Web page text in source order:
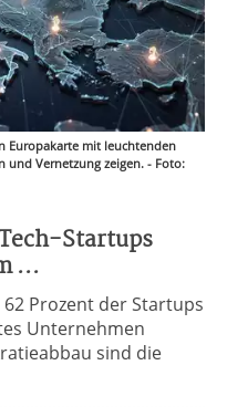
Europakarte mit leuchtenden
und Vernetzung zeigen. - Foto:
Startups
...
Prozent der Startups
Unternehmen
sind die